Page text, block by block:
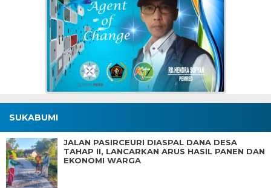
SUKABUMI
JALAN PASIRCEURI DIASPAL DANA DESA
TAHAP II, LANCARKAN ARUS HASIL PANEN DAN
EKONOMI WARGA